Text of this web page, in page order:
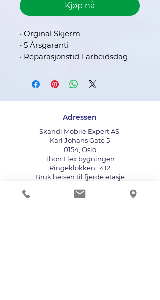
Kjøp nå
• Orginal Skjerm
• 5 Årsgaranti
• Reparasjonstid 1 arbeidsdag
Adressen
Skandi Mobile Expert AS.
Karl Johans Gate 5
0154, Oslo
Thon Flex bygningen
Ringeklokken : 412
Bruk heisen til fjerde etasje
+47 411 11 211